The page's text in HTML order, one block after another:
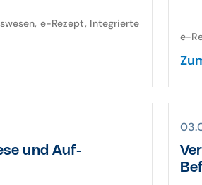
e-Rezept, Integrierte
e-
und Auf­